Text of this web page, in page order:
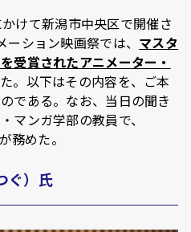
けて新潟市中央区で開催さ
ション映画祭では、 マスタ
受賞されたアニメーター・
。以下はその内容を、ご本
である。なお、当日の聞き
マンガ学部の教員で、
務めた。
ぐ）氏